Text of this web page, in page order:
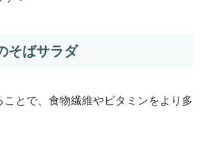
そばサラダ
ことで、食物繊維やビタミンをより多